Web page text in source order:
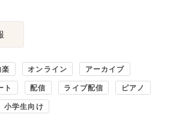
オンライン アーカイブ
ト 配信 ライブ配信 ピアノ
小学生向け